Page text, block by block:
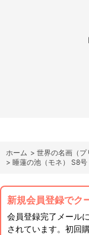
ホーム > 世界の名画（プ
> 睡蓮の池（モネ） S8号
新規会員登録でク
会員登録完了メール
されています。初回